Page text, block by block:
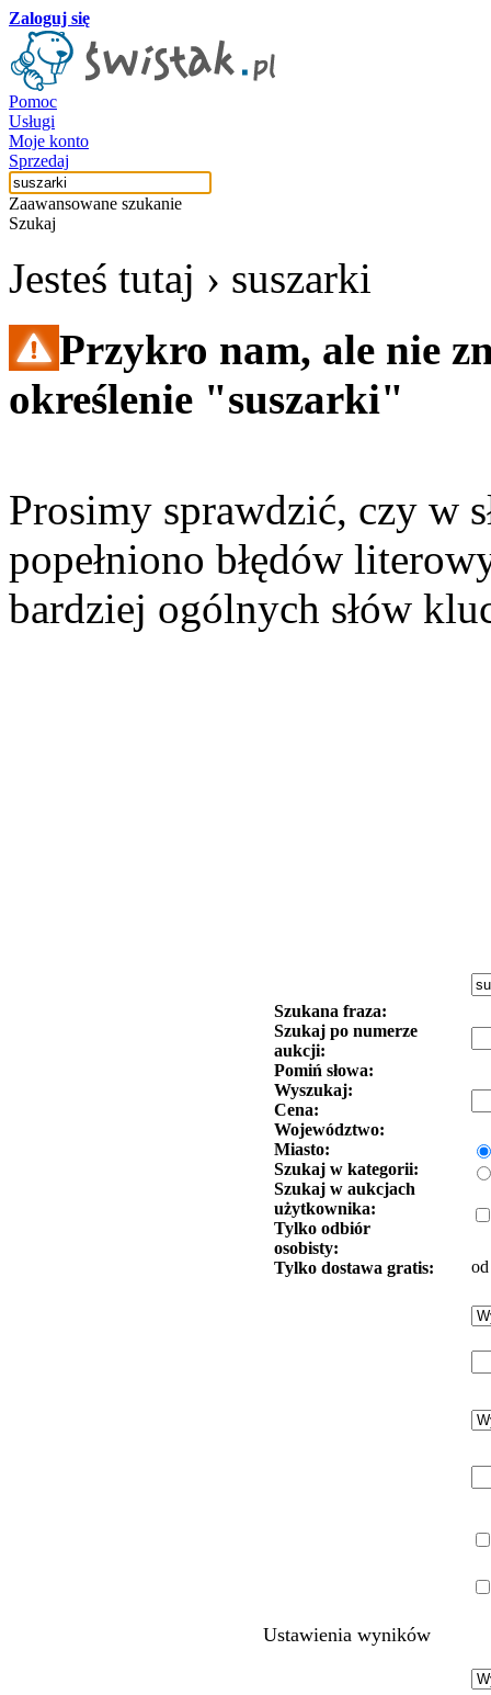
Zaloguj się
Pomoc
Usługi
Moje konto
Sprzedaj
Zaawansowane szukanie
Szukaj
Jesteś tutaj › suszarki
Przykro nam, ale nie
określenie "suszarki"
Prosimy sprawdzić, czy w
popełniono błędów
bardziej ogólnych słów
Szukana fraza:
Szukaj po numerze
aukcji:
Pomiń słowa:
Wyszukaj:
Cena:
Województwo:
Miasto:
Szukaj w kategorii:
Szukaj w aukcjach
użytkownika:
Tylko odbiór
osobisty:
Tylko dostawa gratis:
od
Ustawienia wyników